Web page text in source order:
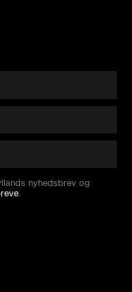
nyhedsbrev og